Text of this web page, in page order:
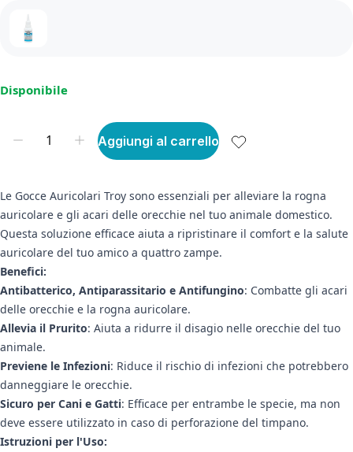
Disponibile
Aggiungi al carrello
Le Gocce Auricolari Troy sono essenziali per alleviare la rogna
auricolare e gli acari delle orecchie nel tuo animale domestico.
Questa soluzione efficace aiuta a ripristinare il comfort e la salute
auricolare del tuo amico a quattro zampe.
Benefici:
Antibatterico, Antiparassitario e Antifungino: Combatte gli acari
delle orecchie e la rogna auricolare.
Allevia il Prurito: Aiuta a ridurre il disagio nelle orecchie del tuo
animale.
Previene le Infezioni: Riduce il rischio di infezioni che potrebbero
danneggiare le orecchie.
Sicuro per Cani e Gatti: Efficace per entrambe le specie, ma non
deve essere utilizzato in caso di perforazione del timpano.
Istruzioni per l'Uso: